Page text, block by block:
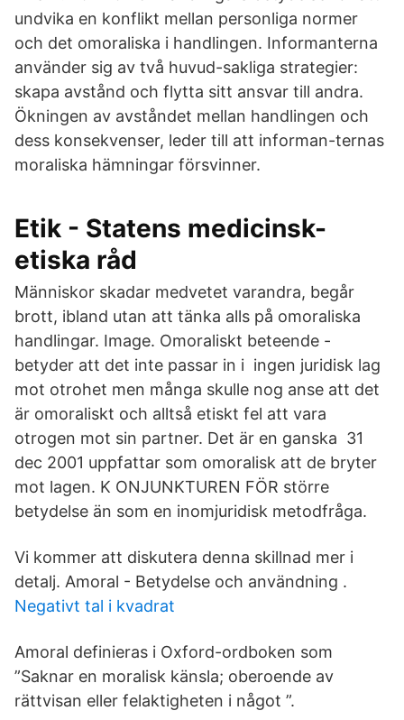
undvika en konflikt mellan personliga normer
och det omoraliska i handlingen. Informanterna
använder sig av två huvud-sakliga strategier:
skapa avstånd och flytta sitt ansvar till andra.
Ökningen av avståndet mellan handlingen och
dess konsekvenser, leder till att informan-ternas
moraliska hämningar försvinner.
Etik - Statens medicinsk-
etiska råd
Människor skadar medvetet varandra, begår
brott, ibland utan att tänka alls på omoraliska
handlingar. Image. Omoraliskt beteende -
betyder att det inte passar in i ingen juridisk lag
mot otrohet men många skulle nog anse att det
är omoraliskt och alltså etiskt fel att vara
otrogen mot sin partner. Det är en ganska 31
dec 2001 uppfattar som omoralisk att de bryter
mot lagen. K ONJUNKTUREN FÖR större
betydelse än som en inomjuridisk metodfråga.
Vi kommer att diskutera denna skillnad mer i
detalj. Amoral - Betydelse och användning .
Negativt tal i kvadrat
Amoral definieras i Oxford-ordboken som
”Saknar en moralisk känsla; oberoende av
rättvisan eller felaktigheten i något ”.